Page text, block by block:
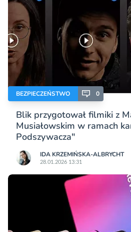
BEZPIECZEŃSTWO 0
Blik przygotował filmiki z
Musiałowskim w ramach
Podszywacza"
IDA KRZEMIŃSKA-ALBRYCHT
28.01.2026 13:31